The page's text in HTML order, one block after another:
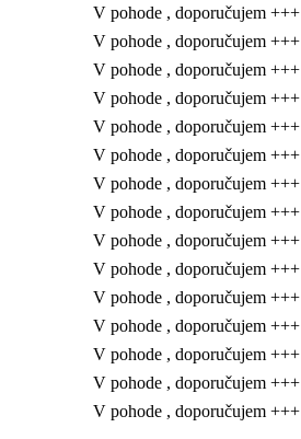
V pohode , doporučujem +++
V pohode , doporučujem +++
V pohode , doporučujem +++
V pohode , doporučujem +++
V pohode , doporučujem +++
V pohode , doporučujem +++
V pohode , doporučujem +++
V pohode , doporučujem +++
V pohode , doporučujem +++
V pohode , doporučujem +++
V pohode , doporučujem +++
V pohode , doporučujem +++
V pohode , doporučujem +++
V pohode , doporučujem +++
V pohode , doporučujem +++